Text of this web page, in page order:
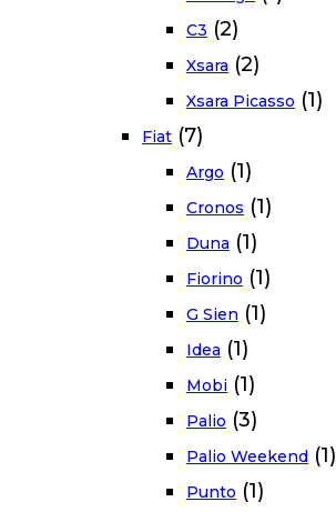
C3 (2)
Xsara (2)
Xsara Picasso (1)
Fiat (7)
Argo (1)
Cronos (1)
Duna (1)
Fiorino (1)
G Sien (1)
Idea (1)
Mobi (1)
Palio (3)
Palio Weekend (1)
Punto (1)